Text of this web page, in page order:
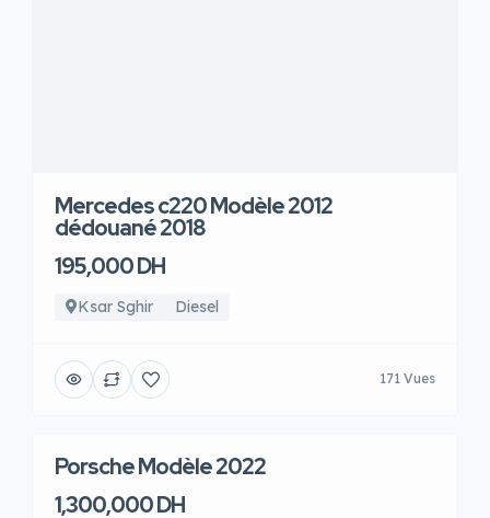
Mercedes c220 Modèle 2012
dédouané 2018
195,000 DH
Ksar Sghir Diesel
171 Vues
Porsche Modèle 2022
1,300,000 DH